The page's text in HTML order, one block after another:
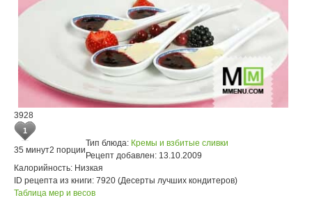
3928
1
35 минут2 порции
Тип блюда: Кремы и взбитые сливки
Рецепт добавлен: 13.10.2009
Калорийность: Низкая
ID рецепта из книги: 7920 (Десерты лучших кондитеров)
Таблица мер и весов